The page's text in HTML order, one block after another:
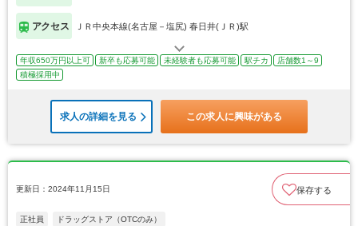
アクセス ＪＲ中央本線(名古屋－塩尻) 春日井(ＪＲ)駅
年収650万円以上可 新卒も応募可能 未経験者も応募可能 駅チカ
店舗数1～9
積極採用中
求人の詳細を見る この求人に興味がある
更新日：2024年11月15日 保存する
正社員 ドラッグストア（OTCのみ）